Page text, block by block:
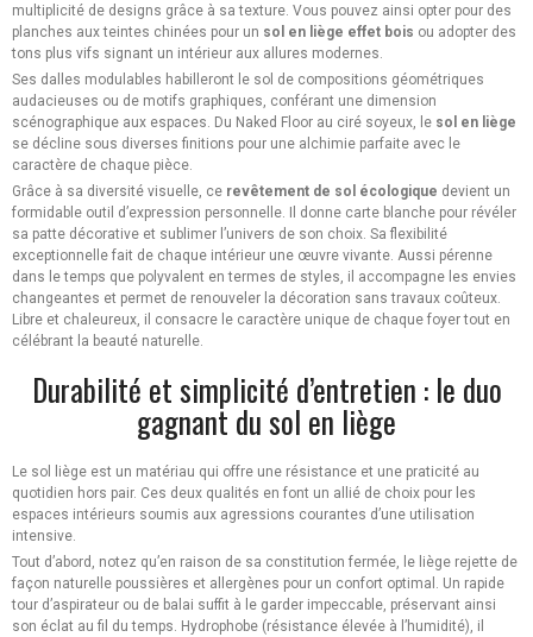
multiplicité de designs grâce à sa texture. Vous pouvez ainsi opter pour des
planches aux teintes chinées pour un sol en liège effet bois ou adopter des
tons plus vifs signant un intérieur aux allures modernes.
Ses dalles modulables habilleront le sol de compositions géométriques
audacieuses ou de motifs graphiques, conférant une dimension
scénographique aux espaces. Du Naked Floor au ciré soyeux, le sol en liège
se décline sous diverses finitions pour une alchimie parfaite avec le
caractère de chaque pièce.
Grâce à sa diversité visuelle, ce revêtement de sol écologique devient un
formidable outil d’expression personnelle. Il donne carte blanche pour révéler
sa patte décorative et sublimer l’univers de son choix. Sa flexibilité
exceptionnelle fait de chaque intérieur une œuvre vivante. Aussi pérenne
dans le temps que polyvalent en termes de styles, il accompagne les envies
changeantes et permet de renouveler la décoration sans travaux coûteux.
Libre et chaleureux, il consacre le caractère unique de chaque foyer tout en
célébrant la beauté naturelle.
Durabilité et simplicité d’entretien : le duo
gagnant du sol en liège
Le sol liège est un matériau qui offre une résistance et une praticité au
quotidien hors pair. Ces deux qualités en font un allié de choix pour les
espaces intérieurs soumis aux agressions courantes d’une utilisation
intensive.
Tout d’abord, notez qu’en raison de sa constitution fermée, le liège rejette de
façon naturelle poussières et allergènes pour un confort optimal. Un rapide
tour d’aspirateur ou de balai suffit à le garder impeccable, préservant ainsi
son éclat au fil du temps. Hydrophobe (résistance élevée à l’humidité), il